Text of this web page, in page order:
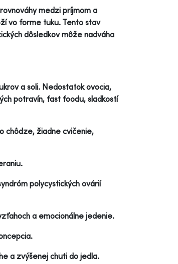
medzi príjmom a
vo forme tuku. Tento stav
dôsledkov môže nadváha
a soli. Nedostatok ovocia,
potravín, fast foodu, sladkostí
chôdze, žiadne cvičenie,
polycystických ovárií
a emocionálne jedenie.
a zvýšenej chuti do jedla.